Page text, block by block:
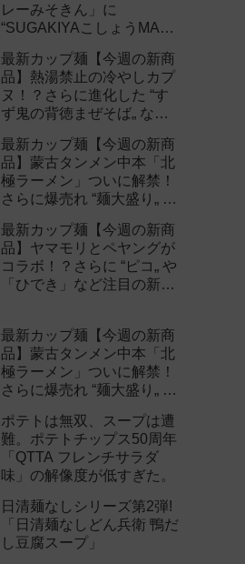
レーみそきん」に
“SUGAKIYAこしょうMAX„
最新カップ麺【今週の新商
品】熱湯禁止の冷やしカプ
ヌ！？さらに進化した “す
ず鬼の背徳まぜそば„ など
最新カップ麺【今週の新商
品】蒙古タンメン中本「北
極ラーメン」ついに解禁！
さらに爆売れ “麺大盛り„ シ
作まとめ！
最新カップ麺【今週の新商
品】ヤマモリとペヤングが
コラボ！？さらに “ピコ„ や
「ひでき」など注目の新作
最新カップ麺【今週の新商
品】蒙古タンメン中本「北
極ラーメン」ついに解禁！
さらに爆売れ “麺大盛り„ シ
作まとめ！
ポテトは無双、スープは遭
難。ポテトチップス50周年
「QTTA フレンチサラダ
味」の解像度が低すぎた。
日清麺なしシリーズ第2弾!
「日清麺なしどん兵衛 鴨だ
し豆腐スープ」